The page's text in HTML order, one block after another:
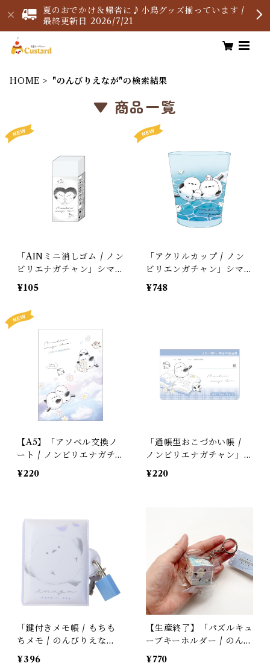
夏のおでかけ＆帰省に♪小鳥グッズ揃っています /
最終更新日 2026/7/21
HOME "のんびりえなが"の検索結果
▼ 商品一覧
「AINミニ消しゴム / ノン
ビリエナガチャン」シマエ
ナガの小さめ消しゴム /
モノトーン / クラックス
＊グレー
¥105
「アクリルカップ / ノン
ビリエンガチャン」シマエ
ナガの歯磨きコップ / 海 /
マリン / クラックス＊水
¥748
【A5】「アソベル交換ノ
ート / ノンビリエナガチ
ャン / 3人用」マーガレッ
トとシマエナガの交換ノー
¥220
「通帳型おこづかい帳 /
ノンビリエナガチャン」ノ
ートでお昼寝シマエナガ /
クラックス＊パステルブル
¥220
「鍵付きメモ帳 / もちも
ちメモ / のんびりえな
が」シマエナガのミニミニ
メモ / モチモチカバー /
¥396
【生産終了】「パズルキュ
ーブキーホルダー / のん
びりえながちゃん」シマエ
ナガのパズルキーホルダー
¥770